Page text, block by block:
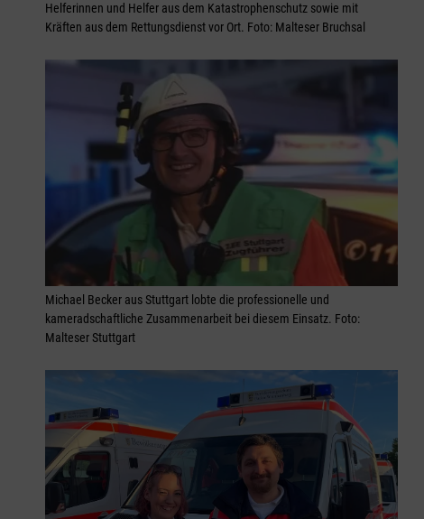
Helferinnen und Helfer aus dem Katastrophenschutz sowie mit
Kräften aus dem Rettungsdienst vor Ort. Foto: Malteser Bruchsal
Michael Becker aus Stuttgart lobte die professionelle und
kameradschaftliche Zusammenarbeit bei diesem Einsatz. Foto:
Malteser Stuttgart